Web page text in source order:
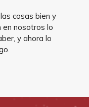
cosas bien y
en nosotros lo
y ahora lo